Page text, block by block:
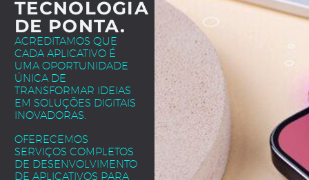
TECNOLOGIA
DE PONTA.
ACREDITAMOS QUE
CADA APLICATIVO É
UMA OPORTUNIDADE
ÚNICA DE
TRANSFORMAR IDEIAS
EM SOLUÇÕES DIGITAIS
INOVADORAS.
OFERECEMOS
SERVIÇOS COMPLETOS
DE DESENVOLVIMENTO
DE APLICATIVOS PARA